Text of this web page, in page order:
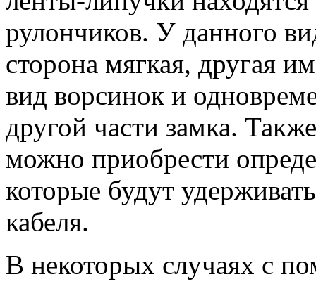
рулончиков. У данного
сторона мягкая, другая
вид ворсинок и
другой части замка.
можно приобрести
которые будут
кабеля.
В некоторых случаях с